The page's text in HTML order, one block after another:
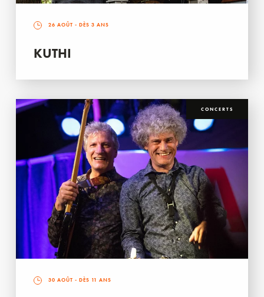
26 AOÛT - DÈS 3 ANS
KUTHI
CONCERTS
30 AOÛT - DÈS 11 ANS